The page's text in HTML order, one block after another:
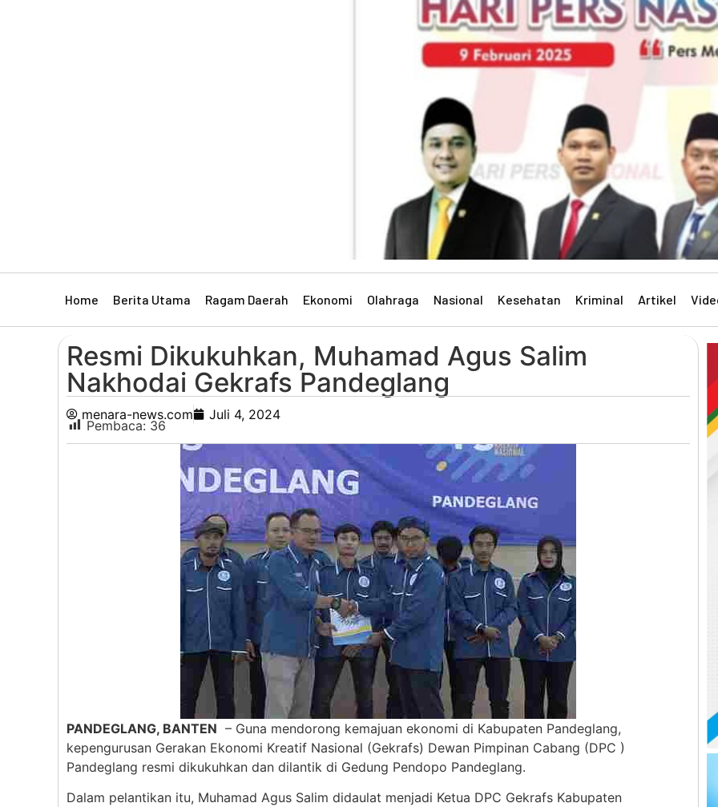
Home Berita Utama Ragam Daerah Ekonomi Olahraga Nasional Kesehatan Kriminal Artikel
Resmi Dikukuhkan, Muhamad Agus Salim
Nakhodai Gekrafs Pandeglang
menara-news.com Juli 4, 2024
Pembaca: 36
PANDEGLANG, BANTEN – Guna mendorong kemajuan ekonomi di Kabupaten Pandeglang,
kepengurusan Gerakan Ekonomi Kreatif Nasional (Gekrafs) Dewan Pimpinan Cabang (DPC )
Pandeglang resmi dikukuhkan dan dilantik di Gedung Pendopo Pandeglang.
Dalam pelantikan itu, Muhamad Agus Salim didaulat menjadi Ketua DPC Gekrafs Kabupaten